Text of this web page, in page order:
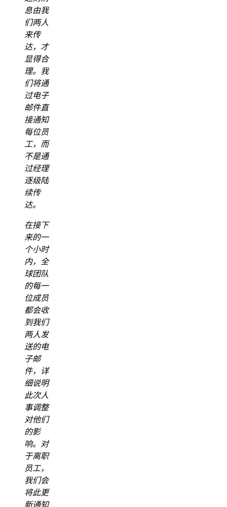
息由我
们两人
来传
达，才
显得合
理。我
们将通
过电子
邮件直
接通知
每位员
工，而
不是通
过经理
逐级陆
续传
达。
在接下
来的一
个小时
内，全
球团队
的每一
位成员
都会收
到我们
两人发
送的电
子邮
件，详
细说明
此次人
事调整
对他们
的影
响。对
于离职
员工，
我们会
将此更
新通知